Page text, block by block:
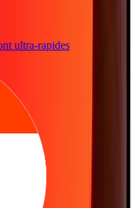
ultra-rapides